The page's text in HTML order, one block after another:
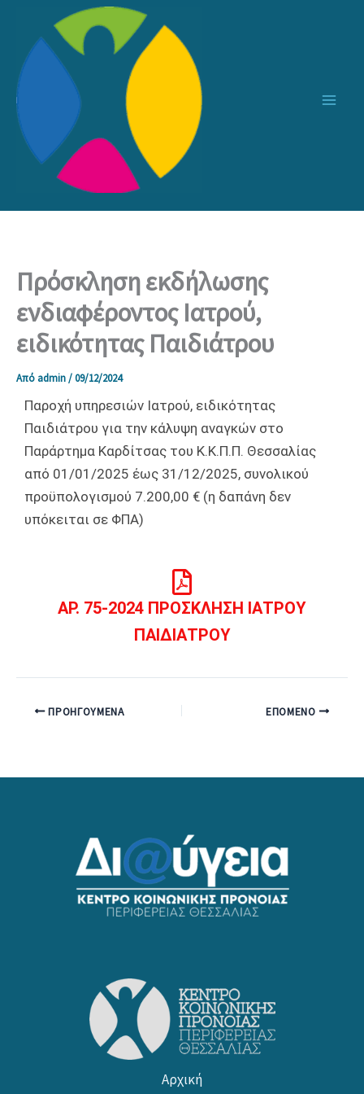
περιεχόμενο
Πρόσκληση εκδήλωσης
ενδιαφέροντος Ιατρού,
ειδικότητας Παιδιάτρου
Από admin/09/12/2024
Παροχή υπηρεσιών Ιατρού, ειδικότητας
Παιδιάτρου για την κάλυψη αναγκών στο
Παράρτημα Καρδίτσας του Κ.Κ.Π.Π. Θεσσαλίας
από 01/01/2025 έως 31/12/2025, συνολικού
προϋπολογισμού 7.200,00 € (η δαπάνη δεν
υπόκειται σε ΦΠΑ)
ΑΡ. 75-2024 ΠΡΟΣΚΛΗΣΗ ΙΑΤΡΟΥ
ΠΑΙΔΙΑΤΡΟΥ
ΠΡΟΗΓΟΎΜΕΝΑ ΕΠΌΜΕΝΟ
Αρχική